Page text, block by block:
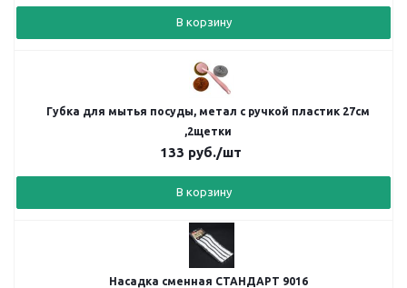
В корзину
Губка для мытья посуды, метал с ручкой пластик 27см
,2щетки
133 руб./шт
В корзину
Насадка сменная СТАНДАРТ 9016